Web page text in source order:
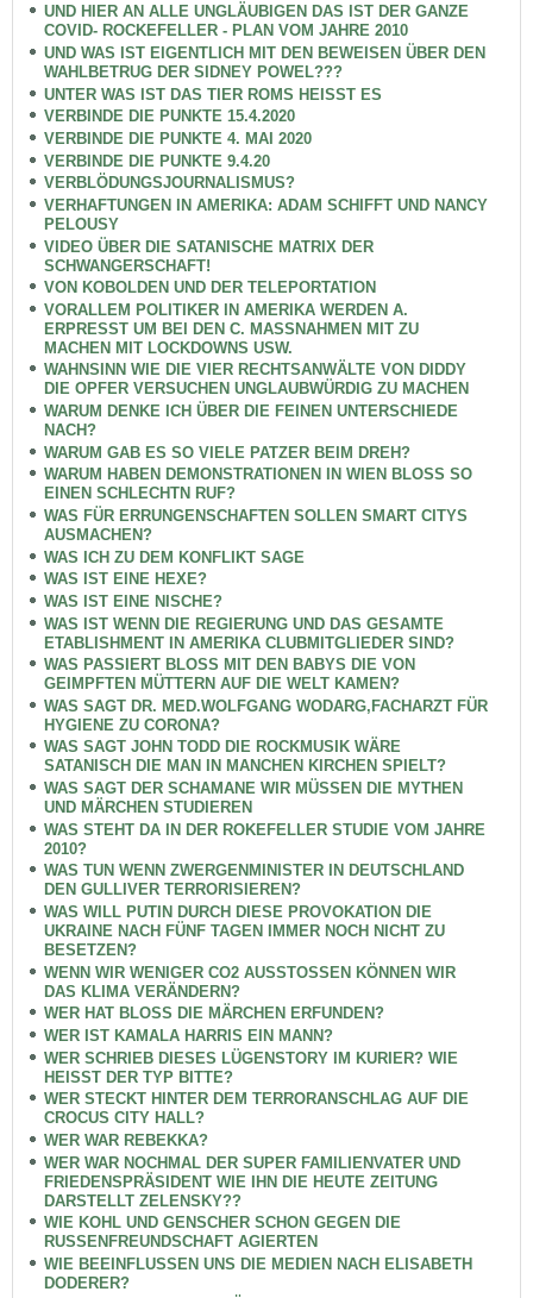
UND HIER AN ALLE UNGLÄUBIGEN DAS IST DER GANZE
COVID- ROCKEFELLER - PLAN VOM JAHRE 2010
UND WAS IST EIGENTLICH MIT DEN BEWEISEN ÜBER DEN
WAHLBETRUG DER SIDNEY POWEL???
UNTER WAS IST DAS TIER ROMS HEISST ES
VERBINDE DIE PUNKTE 15.4.2020
VERBINDE DIE PUNKTE 4. MAI 2020
VERBINDE DIE PUNKTE 9.4.20
VERBLÖDUNGSJOURNALISMUS?
VERHAFTUNGEN IN AMERIKA: ADAM SCHIFFT UND NANCY
PELOUSY
VIDEO ÜBER DIE SATANISCHE MATRIX DER
SCHWANGERSCHAFT!
VON KOBOLDEN UND DER TELEPORTATION
VORALLEM POLITIKER IN AMERIKA WERDEN A.
ERPRESST UM BEI DEN C. MASSNAHMEN MIT ZU
MACHEN MIT LOCKDOWNS USW.
WAHNSINN WIE DIE VIER RECHTSANWÄLTE VON DIDDY
DIE OPFER VERSUCHEN UNGLAUBWÜRDIG ZU MACHEN
WARUM DENKE ICH ÜBER DIE FEINEN UNTERSCHIEDE
NACH?
WARUM GAB ES SO VIELE PATZER BEIM DREH?
WARUM HABEN DEMONSTRATIONEN IN WIEN BLOSS SO
EINEN SCHLECHTN RUF?
WAS FÜR ERRUNGENSCHAFTEN SOLLEN SMART CITYS
AUSMACHEN?
WAS ICH ZU DEM KONFLIKT SAGE
WAS IST EINE HEXE?
WAS IST EINE NISCHE?
WAS IST WENN DIE REGIERUNG UND DAS GESAMTE
ETABLISHMENT IN AMERIKA CLUBMITGLIEDER SIND?
WAS PASSIERT BLOSS MIT DEN BABYS DIE VON
GEIMPFTEN MÜTTERN AUF DIE WELT KAMEN?
WAS SAGT DR. MED.WOLFGANG WODARG,FACHARZT FÜR
HYGIENE ZU CORONA?
WAS SAGT JOHN TODD DIE ROCKMUSIK WÄRE
SATANISCH DIE MAN IN MANCHEN KIRCHEN SPIELT?
WAS SAGT DER SCHAMANE WIR MÜSSEN DIE MYTHEN
UND MÄRCHEN STUDIEREN
WAS STEHT DA IN DER ROKEFELLER STUDIE VOM JAHRE
2010?
WAS TUN WENN ZWERGENMINISTER IN DEUTSCHLAND
DEN GULLIVER TERRORISIEREN?
WAS WILL PUTIN DURCH DIESE PROVOKATION DIE
UKRAINE NACH FÜNF TAGEN IMMER NOCH NICHT ZU
BESETZEN?
WENN WIR WENIGER CO2 AUSSTOSSEN KÖNNEN WIR
DAS KLIMA VERÄNDERN?
WER HAT BLOSS DIE MÄRCHEN ERFUNDEN?
WER IST KAMALA HARRIS EIN MANN?
WER SCHRIEB DIESES LÜGENSTORY IM KURIER? WIE
HEISST DER TYP BITTE?
WER STECKT HINTER DEM TERRORANSCHLAG AUF DIE
CROCUS CITY HALL?
WER WAR REBEKKA?
WER WAR NOCHMAL DER SUPER FAMILIENVATER UND
FRIEDENSPRÄSIDENT WIE IHN DIE HEUTE ZEITUNG
DARSTELLT ZELENSKY??
WIE KOHL UND GENSCHER SCHON GEGEN DIE
RUSSENFREUNDSCHAFT AGIERTEN
WIE BEEINFLUSSEN UNS DIE MEDIEN NACH ELISABETH
DODERER?